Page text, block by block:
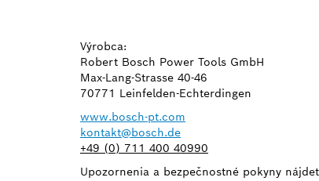
Výrobca:
Robert Bosch Power Tools GmbH
Max-Lang-Strasse 40-46
70771 Leinfelden-Echterdingen
www.bosch-pt.com
kontakt@bosch.de
+49 (0) 711 400 40990
Upozornenia a bezpečnostné pokyny